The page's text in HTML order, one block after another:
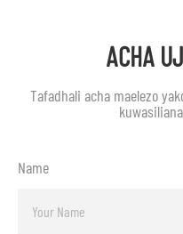
ACHA
Tafadhali acha maelezo
Name